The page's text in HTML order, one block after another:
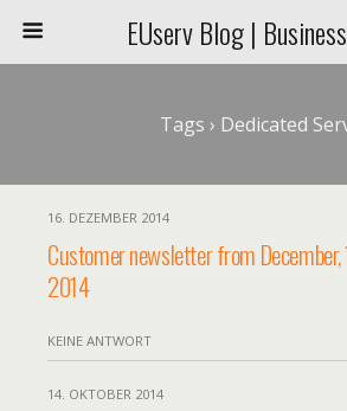
EUserv Blog |
Tags › Dedicated
16. DEZEMBER 2014
Customer newsletter from
2014
KEINE ANTWORT
14. OKTOBER 2014